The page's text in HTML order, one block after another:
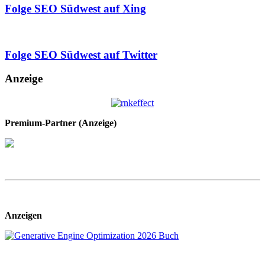
Folge SEO Südwest auf Xing
Folge SEO Südwest auf Twitter
Anzeige
Premium-Partner (Anzeige)
Anzeigen